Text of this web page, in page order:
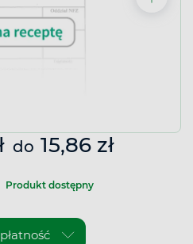
do 15,86 zł
Produkt dostępny